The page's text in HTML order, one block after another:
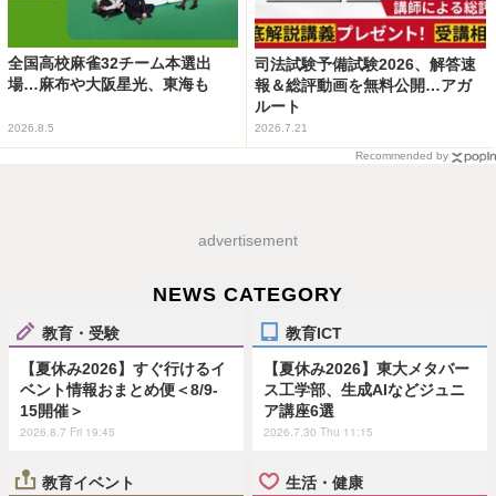
全国高校麻雀32チーム本選出
場…麻布や大阪星光、東海も
2026.8.5
司法試験予備試験2026、解答速
報＆総評動画を無料公開…アガ
ルート
2026.7.21
Recommended by
advertisement
NEWS CATEGORY
教育・受験
【夏休み2026】すぐ行けるイ
ベント情報おまとめ便＜8/9-
15開催＞
2026.8.7 Fri 19:45
教育ICT
【夏休み2026】東大メタバー
ス工学部、生成AIなどジュニ
ア講座6選
2026.7.30 Thu 11:15
教育イベント 生活・健康